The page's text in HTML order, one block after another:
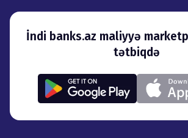
İndi banks.az maliyyə marketpleysi mobil
tətbiqdə